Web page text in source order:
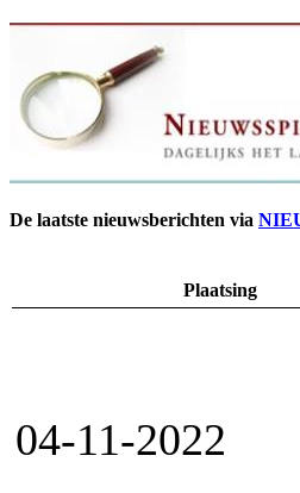
De laatste nieuwsberichten via
Plaatsing
04-11-2022